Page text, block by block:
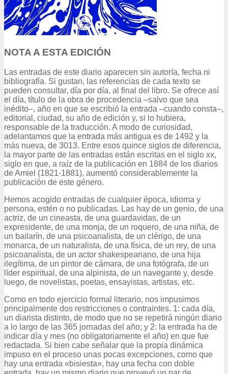
NOTA A ESTA EDICIÓN
Las entradas de este diario aparecen sin autoría, fecha ni
bibliografía. Si gustan, las referencias de cada texto se
pueden consultar, día por día, al final del libro. Se ofrece así
el día, título de la obra de procedencia ‒salvo que sea
inédito‒, año en que se escribió la entrada ‒cuando consta‒,
editorial, ciudad, su año de edición y, si lo hubiera,
responsable de la traducción. A modo de curiosidad,
adelantamos que la entrada más antigua es de 1492 y la
más nueva, de 3013. Entre esos quince siglos de diferencia,
la mayor parte de las entradas están escritas en el siglo xx,
siglo en que, a raíz de la publicación en 1884 de los diarios
de Amiel (1821-1881), aumentó considerablemente la
publicación de este género.
Hemos acogido entradas de cualquier época, idioma y
persona, estén o no publicadas. Las hay de un genio, de una
actriz, de un cineasta, de una guardavidas, de un
expresidente, de una monja, de un roquero, de una niña, de
un bailarín, de una psicoanalista, de un clérigo, de una
monarca, de un naturalista, de una física, de un rey, de una
psicoanalista, de un actor shakespeariano, de una hija
ilegítima, de un pintor de cámara, de una fotógrafa, de un
líder espiritual, de una alpinista, de un navegante y, desde
luego, de novelistas, poetas, ensayistas, artistas, etc.
Como en todo ejercicio formal literario, nos impusimos
principalmente dos restricciones o contraintes. 1: cada día,
un diarista distinto, de modo que no se repetirá ningún diario
a lo largo de las 365 jornadas del año; y 2: la entrada ha de
indicar día y mes (no obligatoriamente el año) en que fue
redactada. Si bien cabe señalar que la propia dinámica
impuso en el proceso unas pocas excepciones, como que
hay una entrada «bisiesta», hay una fecha con doble